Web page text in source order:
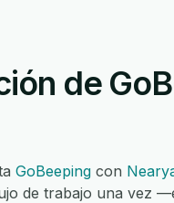
de
GoBeeping con
de trabajo una vez